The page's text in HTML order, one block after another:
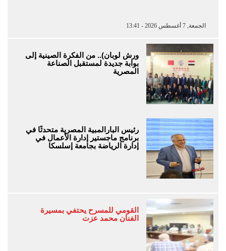
الجمعة, 7 أغسطس 2026 - 13:41
ورش لوبان).. من الفكرة الصينية إلى
بوابة جديدة لمستقبل الصناعة
المصرية
رئيس البارالمبية المصرية متحدثًا في
برنامج ماجستير إدارة الأعمال في
إدارة الرياضة بجامعة إسلسكا
القومي للمسرح يحتفي بمسيرة
الفنان محمد عزت